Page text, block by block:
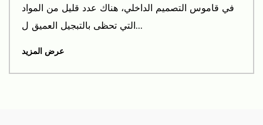
في قاموس التصميم الداخلي، هناك عدد قليل من المواد
التي تحظى بالتبجيل العميق ل...
عرض المزيد